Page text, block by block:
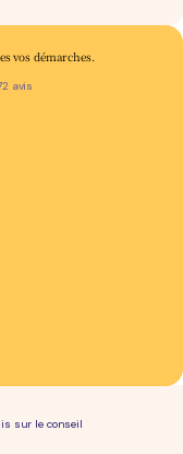
vos démarches.
avis
sur le conseil